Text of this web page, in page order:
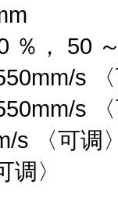
％， 50
s
s
s
〈可调
调〉